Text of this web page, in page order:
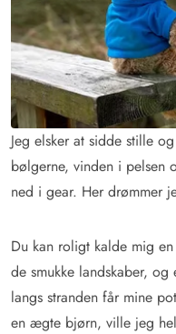
Jeg elsker at sidde stille
bølgerne, vinden i pelsen
ned i gear. Her drømmer
Du kan roligt kalde mig
de smukke landskaber,
langs stranden får mine
en ægte bjørn, ville jeg